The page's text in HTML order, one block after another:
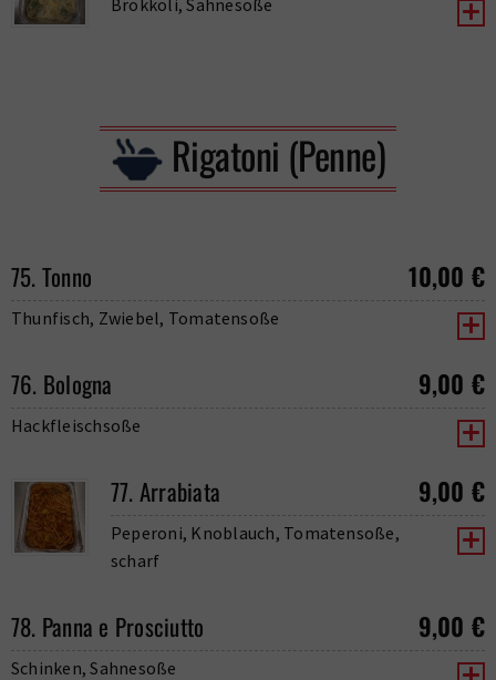
Rigatoni (Penne)
75. Tonno 10,00 €
Thunfisch, Zwiebel, Tomatensoße
76. Bologna 9,00 €
Hackfleischsoße
77. Arrabiata 9,00 €
Peperoni, Knoblauch, Tomatensoße,
scharf
78. Panna e Prosciutto 9,00 €
Schinken, Sahnesoße